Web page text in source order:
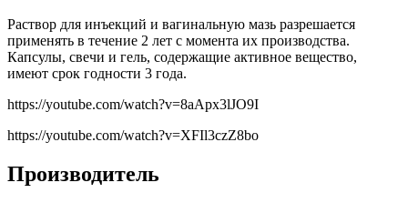
Раствор для инъекций и вагинальную мазь разрешается
применять в течение 2 лет с момента их производства.
Капсулы, свечи и гель, содержащие активное вещество,
имеют срок годности 3 года.
https://youtube.com/watch?v=8aApx3lJO9I
https://youtube.com/watch?v=XFIl3czZ8bo
Производитель